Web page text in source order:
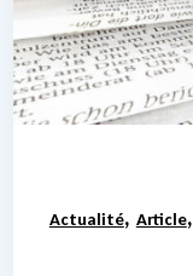
Actualité, Article,